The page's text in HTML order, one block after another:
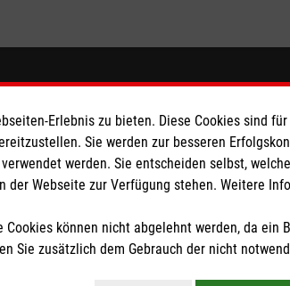
Malteser
in Deutschland
Erlebnis zu bieten. Diese Cookies sind
Sie werden zur besseren
werden. Sie entscheiden selbst,
Webseite zur Verfügung stehen. Weitere
Cookies können nicht abgelehnt werden, da
Sie zusätzlich dem Gebrauch der nicht